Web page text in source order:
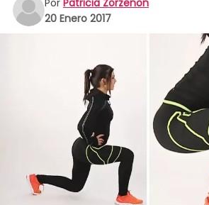
20 Enero 2017